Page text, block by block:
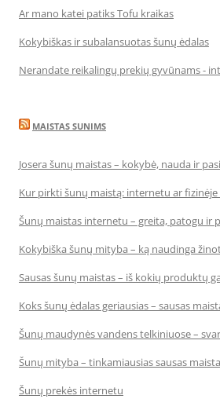
Ar mano katei patiks Tofu kraikas
Kokybiškas ir subalansuotas šunų ėdalas
Nerandate reikalingų prekių gyvūnams -
MAISTAS SUNIMS
Josera šunų maistas – kokybė, nauda ir
Kur pirkti šunų maistą: internetu ar
Šunų maistas internetu – greita, patogu ir
Kokybiška šunų mityba – ką naudinga
Sausas šunų maistas – iš kokių produktų
Koks šunų ėdalas geriausias – sausas
Šunų maudynės vandens telkiniuose –
Šunų mityba – tinkamiausias sausas
Šunų prekės internetu